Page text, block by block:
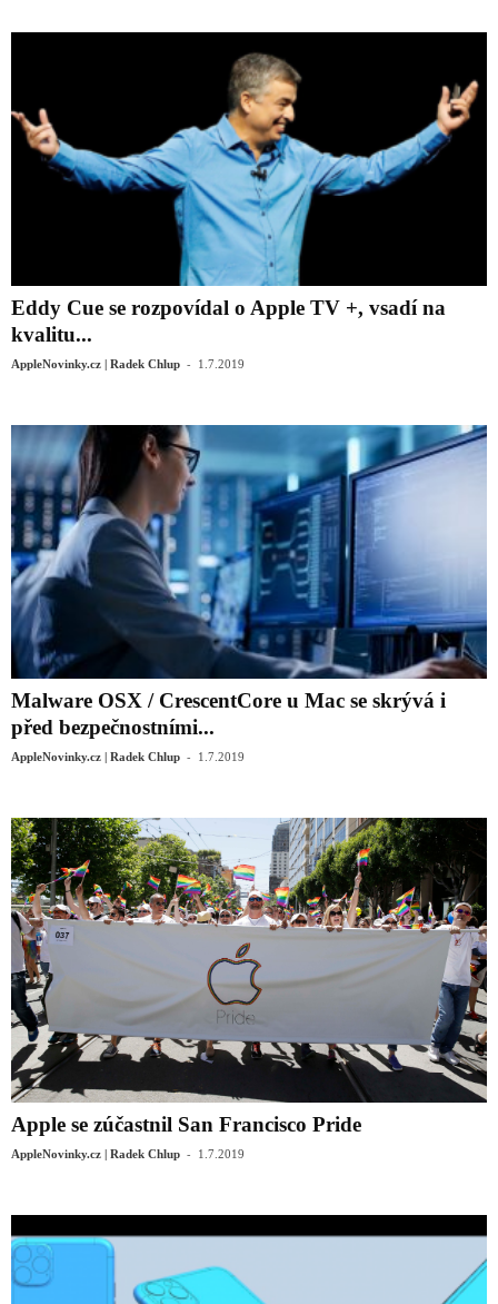
Eddy Cue se rozpovídal o Apple TV +, vsadí na
kvalitu...
AppleNovinky.cz | Radek Chlup - 1.7.2019
Malware OSX / CrescentCore u Mac se skrývá i
před bezpečnostními...
AppleNovinky.cz | Radek Chlup - 1.7.2019
Apple se zúčastnil San Francisco Pride
AppleNovinky.cz | Radek Chlup - 1.7.2019